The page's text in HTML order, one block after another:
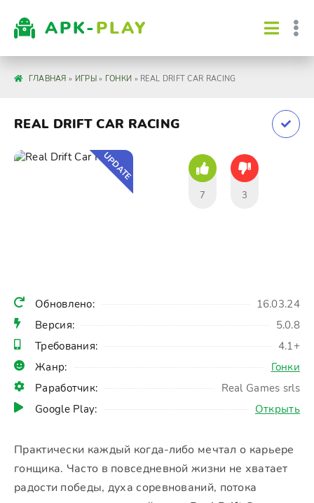
APK-PLAY
ГЛАВНАЯ » ИГРЫ» ГОНКИ » REAL DRIFT CAR RACING
REAL DRIFT CAR RACING
Обновлено:
16.03.24
Версия:
5.0.8
Требования:
4.1+
Жанр:
Гонки
Раработчик:
Real Games srls
Google Play:
Открыть
UPDATE
7 3
Практически каждый когда-либо мечтал о карьере
гонщика. Часто в повседневной жизни не хватает
радости победы, духа соревнований, потока